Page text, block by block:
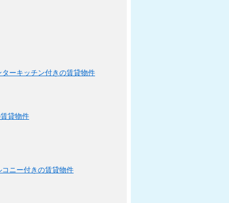
ターキッチン付きの賃貸物件
貸物件
ニー付きの賃貸物件